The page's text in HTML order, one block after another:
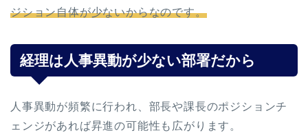
ジション自体が少ないからなのです。
経理は人事異動が少ない部署だから
人事異動が頻繁に行われ、部長や課長のポジションチ
ェンジがあれば昇進の可能性も広がります。